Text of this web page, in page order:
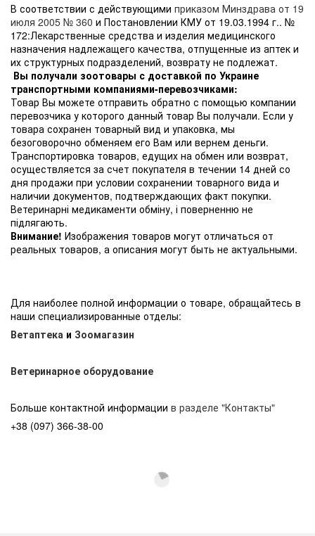
В соответствии с действующими приказом Минздрава от 19
июля 2005 № 360 и Постановлении КМУ от 19.03.1994 г.. №
172:Лекарственные средства и изделия медицинского
назначения надлежащего качества, отпущенные из аптек и
их структурных подразделений, возврату не подлежат.
Вы получали зоотовары с доставкой по Украине
транспортными компаниями-перевозчиками:
Товар Вы можете отправить обратно с помощью компании
перевозчика у которого данный товар Вы получали. Если у
товара сохранен товарный вид и упаковка, мы
безоговорочно обменяем его Вам или вернем деньги.
Транспортировка товаров, едущих на обмен или возврат,
осуществляется за счет покупателя в течении 14 дней со
дня продажи при условии сохранении товарного вида и
наличии документов, подтверждающих факт покупки.
Ветеринарні медикаменти обміну, і поверненню не
підлягають.
Внимание! Изображения товаров могут отличаться от
реальных товаров, а описания могут быть не актуальными.
Для наиболее полной информации о товаре, обращайтесь в
наши специализированные отделы:
Ветаптека и Зоомагазин
Ветеринарное оборудование
Больше контактной информации в разделе "Контакты"
+38 (097) 366-38-00